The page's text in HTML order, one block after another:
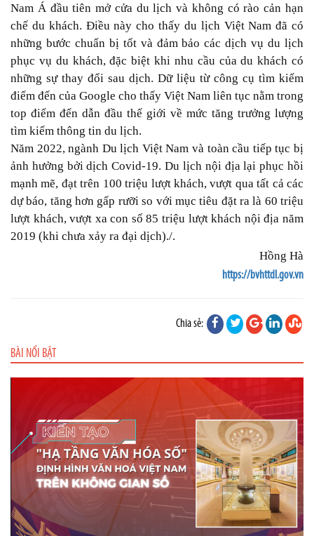
Nam Á đầu tiên mở cửa du lịch và không có rào cản hạn
chế du khách. Điều này cho thấy du lịch Việt Nam đã có
những bước chuẩn bị tốt và đảm bảo các dịch vụ du lịch
phục vụ du khách, đặc biệt khi nhu cầu của du khách có
những sự thay đổi sau dịch. Dữ liệu từ công cụ tìm kiếm
điểm đến của Google cho thấy Việt Nam liên tục nằm trong
top điểm đến dẫn đầu thế giới về mức tăng trưởng lượng
tìm kiếm thông tin du lịch.
Năm 2022, ngành Du lịch Việt Nam và toàn cầu tiếp tục bị
ảnh hưởng bởi dịch Covid-19. Du lịch nội địa lại phục hồi
mạnh mẽ, đạt trên 100 triệu lượt khách, vượt qua tất cả các
dự báo, tăng hơn gấp rưỡi so với mục tiêu đặt ra là 60 triệu
lượt khách, vượt xa con số 85 triệu lượt khách nội địa năm
2019 (khi chưa xảy ra đại dịch)./.
Hồng Hà
https://bvhttdl.gov.vn
Chia sẻ:
BÀI NỔI BẬT